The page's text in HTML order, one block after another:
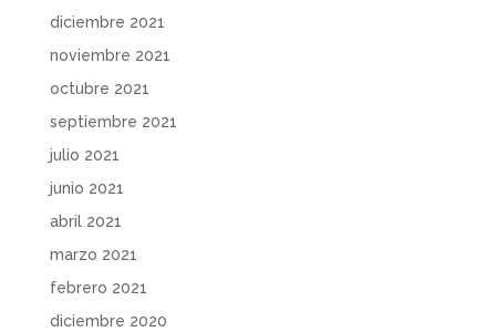
diciembre 2021
noviembre 2021
octubre 2021
septiembre 2021
julio 2021
junio 2021
abril 2021
marzo 2021
febrero 2021
diciembre 2020